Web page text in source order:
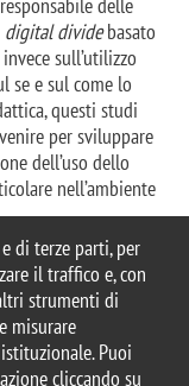
di terze parti, per
il traffico e, con
strumenti di
misurare
Puoi
cliccando su
delle
digital dividebasato
sull’utilizzo
se e sul come lo
questi studi
per sviluppare
dell’uso dello
nell’ambiente
di Milano-Bicocca
- 20126, Milano